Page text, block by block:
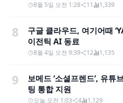
8월 5일 오전 1:28 11 1,339
8
구글 클라우드, 여기어때
이전틱 AI 동료
8월 4일 오전 9:39 12 1,135
9
보메드 ‘소셜프렌드’, 유튜
팅 통합 지원
오늘 오전 1:03 4 1,129